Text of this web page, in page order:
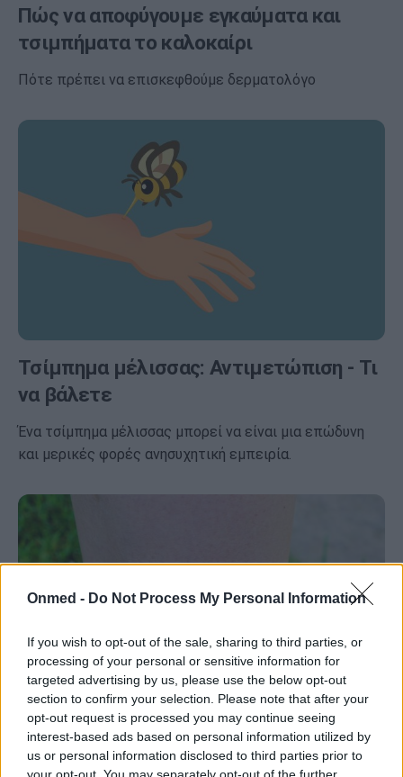
Onmed - Do Not Process My Personal Information
If you wish to opt-out of the sale, sharing to third parties, or
processing of your personal or sensitive information for
targeted advertising by us, please use the below opt-out
section to confirm your selection. Please note that after your
opt-out request is processed you may continue seeing
interest-based ads based on personal information utilized by
us or personal information disclosed to third parties prior to
Πώς να αποφύγουμε εγκαύματα και
τσιμπήματα το καλοκαίρι
Πότε πρέπει να επισκεφθούμε δερματολόγο
Τσίμπημα μέλισσας: Αντιμετώπιση - Τι
να βάλετε
Ένα τσίμπημα μέλισσας μπορεί να είναι μια επώδυνη
και μερικές φορές ανησυχητική εμπειρία.
Τι πρέπει να κάνετε αν σας τσιμπήσει
τσιμπούρι